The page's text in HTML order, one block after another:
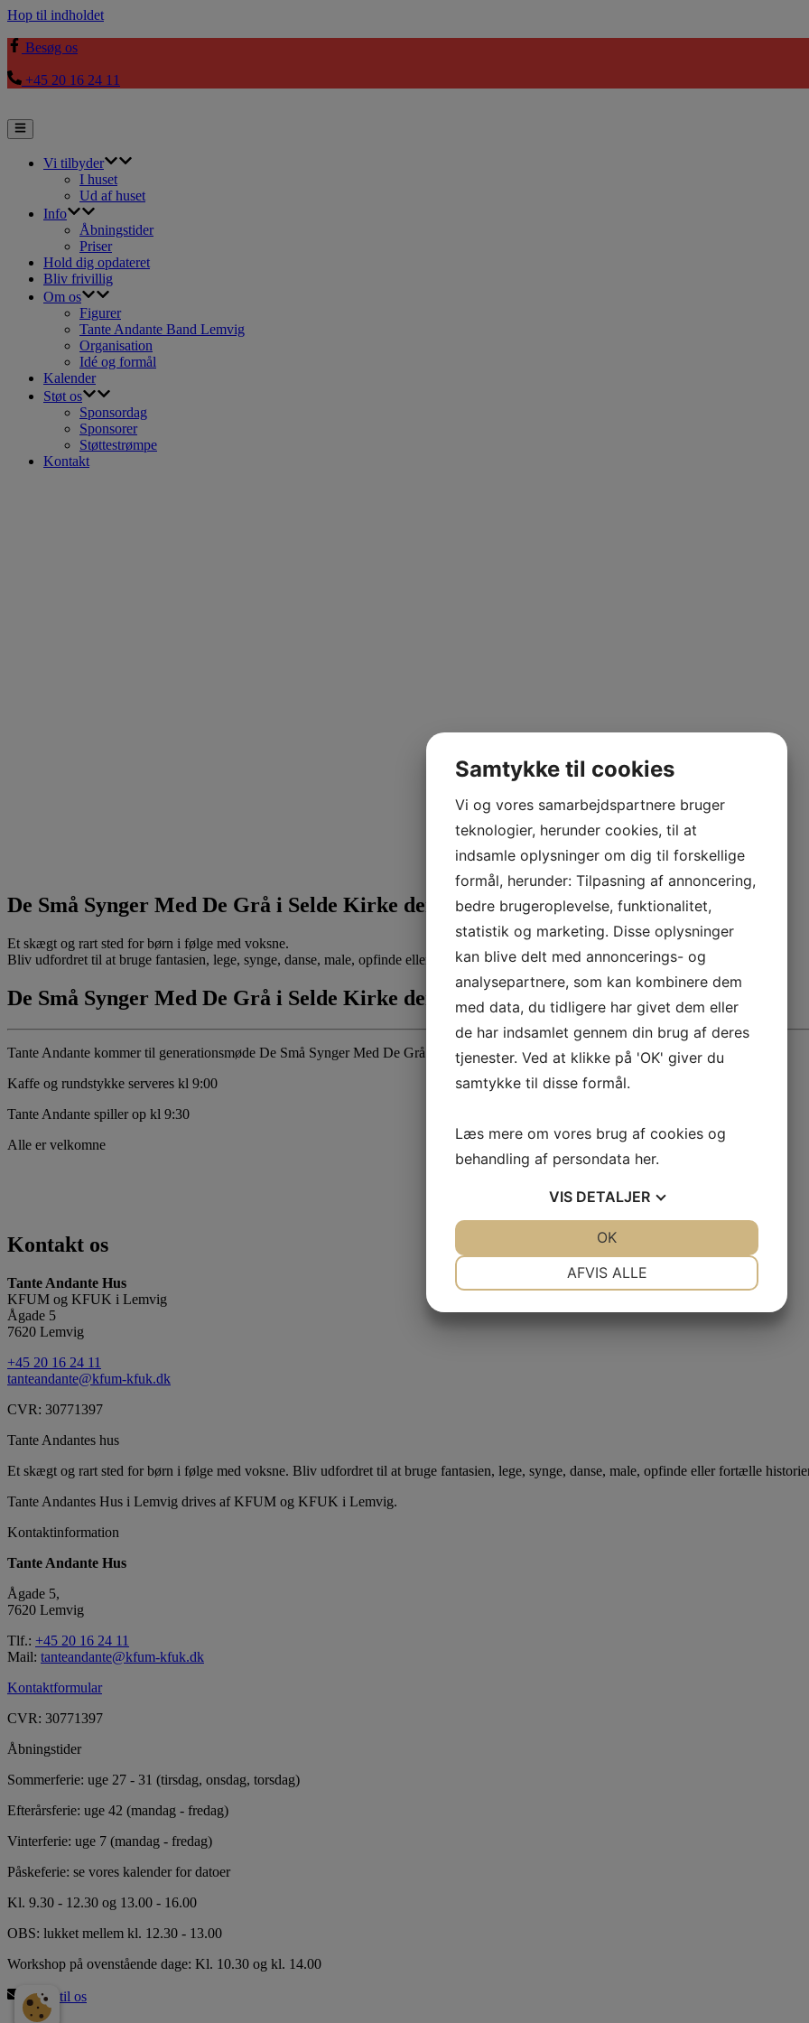
Hop til indholdet
Besøg os
+45 20 16 24 11
Vi tilbyder
I huset
Ud af huset
Info
Åbningstider
Priser
Hold dig opdateret
Bliv frivillig
Om os
Figurer
Tante Andante Band Lemvig
Organisation
Idé og formål
Kalender
Støt os
Sponsordag
Sponsorer
Støttestrømpe
Kontakt
De Små Synger Med De Grå i Selde Kirke den 20. marts
Et skægt og rart sted for børn i følge med voksne.
Bliv udfordret til at bruge fantasien, lege, synge, danse, male, opfinde eller fortælle historier.
De Små Synger Med De Grå i Selde Kirke den 20. marts
Tante Andante kommer til generationsmøde De Små Synger Med De Grå den 20 marts
Kaffe og rundstykke serveres kl 9:00
Tante Andante spiller op kl 9:30
Alle er velkomne
Kontakt os
Tante Andante Hus
KFUM og KFUK i Lemvig
Ågade 5
7620 Lemvig
+45 20 16 24 11
tanteandante@kfum-kfuk.dk
CVR: 30771397
Tante Andantes hus
Et skægt og rart sted for børn i følge med voksne. Bliv udfordret til at bruge fantasien, lege, synge, danse, male, opfinde eller fortælle
Tante Andantes Hus i Lemvig drives af KFUM og KFUK i Lemvig.
Kontaktinformation
Tante Andante Hus
Ågade 5,
7620 Lemvig
Tlf.: +45 20 16 24 11
Mail: tanteandante@kfum-kfuk.dk
Kontaktformular
CVR: 30771397
Åbningstider
Sommerferie: uge 27 - 31 (tirsdag, onsdag, torsdag)
Efterårsferie: uge 42 (mandag - fredag)
Vinterferie: uge 7 (mandag - fredag)
Påskeferie: se vores kalender for datoer
Kl. 9.30 - 12.30 og 13.00 - 16.00
OBS: lukket mellem kl. 12.30 - 13.00
Workshop på ovenstående dage: Kl. 10.30 og kl. 14.00
Skriv til os
Samtykke til cookies
Vi og vores samarbejdspartnere bruger
teknologier, herunder cookies, til at
indsamle oplysninger om dig til forskellige
formål, herunder: Tilpasning af annoncering,
bedre brugeroplevelse, funktionalitet,
statistik og marketing. Disse oplysninger
kan blive delt med annoncerings- og
analysepartnere, som kan kombinere dem
med data, du tidligere har givet dem eller
de har indsamlet gennem din brug af deres
tjenester. Ved at klikke på 'OK' giver du
samtykke til disse formål.
Læs mere om vores brug af cookies og
behandling af persondata her.
VIS DETALJER
AFVIS ALLE
OK